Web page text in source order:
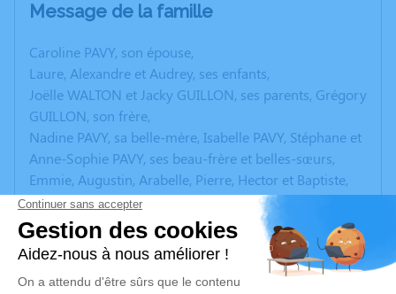
Message de la famille
Caroline PAVY, son épouse,
Laure, Alexandre et Audrey, ses enfants,
Joëlle WALTON et Jacky GUILLON, ses parents, Grégory
GUILLON, son frère,
Nadine PAVY, sa belle-mère, Isabelle PAVY, Stéphane et
Anne-Sophie PAVY, ses beau-frère et belles-sœurs,
Emmie, Augustin, Arabelle, Pierre, Hector et Baptiste,
ses neveux et nièces,
ont la tristesse de vous faire part du décès de
Sylvain GUILLON
survenu le vendredi 27 mars 2026 à l'âge de 55 ans.